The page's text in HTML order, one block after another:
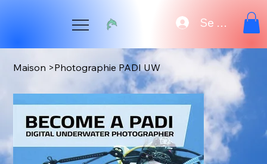
Se
Maison >Photographie PADI UW